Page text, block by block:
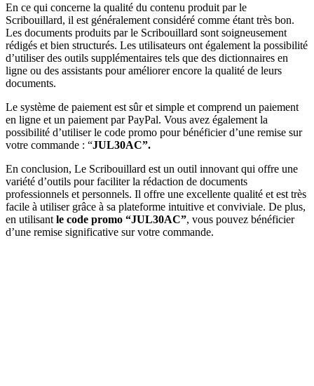
En ce qui concerne la qualité du contenu produit par le
Scribouillard, il est généralement considéré comme étant très bon.
Les documents produits par le Scribouillard sont soigneusement
rédigés et bien structurés. Les utilisateurs ont également la possibilité
d’utiliser des outils supplémentaires tels que des dictionnaires en
ligne ou des assistants pour améliorer encore la qualité de leurs
documents.
Le système de paiement est sûr et simple et comprend un paiement
en ligne et un paiement par PayPal. Vous avez également la
possibilité d’utiliser le code promo pour bénéficier d’une remise sur
votre commande : “JUL30AC”.
En conclusion, Le Scribouillard est un outil innovant qui offre une
variété d’outils pour faciliter la rédaction de documents
professionnels et personnels. Il offre une excellente qualité et est très
facile à utiliser grâce à sa plateforme intuitive et conviviale. De plus,
en utilisant le code promo “JUL30AC”, vous pouvez bénéficier
d’une remise significative sur votre commande.